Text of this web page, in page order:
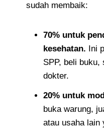
sudah membaik:
70% untuk
kesehatan. Ini
SPP, beli
dokter.
20% untuk
buka warung,
atau usaha lain